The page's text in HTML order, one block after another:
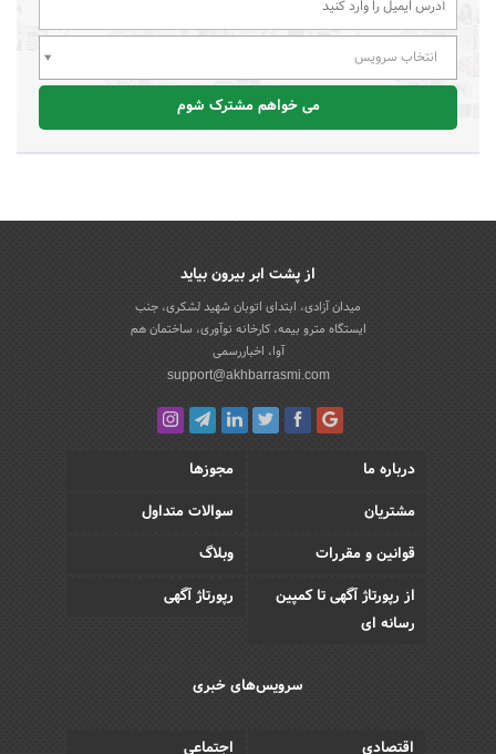
انتخاب سرویس
می خواهم مشترک شوم
از پشت ابر بیرون بیاید
میدان آزادی، ابتدای اتوبان شهید لشکری، جنب
ایستگاه مترو بیمه، کارخانه نوآوری، ساختمان هم
آوا، اخباررسمی
support@akhbarrasmi.com
درباره ما
مجوزها
مشتریان
سوالات متداول
قوانین و مقررات
وبلاگ
از رپورتاژ آگهی تا کمپین
رسانه ای
رپورتاژ آگهی
سرویس‌های خبری
اقتصادی اجتماعی